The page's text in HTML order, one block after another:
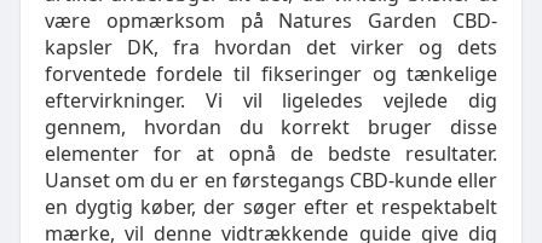
være opmærksom på Natures Garden CBD-
kapsler DK, fra hvordan det virker og dets
forventede fordele til fikseringer og tænkelige
eftervirkninger. Vi vil ligeledes vejlede dig
gennem, hvordan du korrekt bruger disse
elementer for at opnå de bedste resultater.
Uanset om du er en førstegangs CBD-kunde eller
en dygtig køber, der søger efter et respektabelt
mærke, vil denne vidtrækkende guide give dig